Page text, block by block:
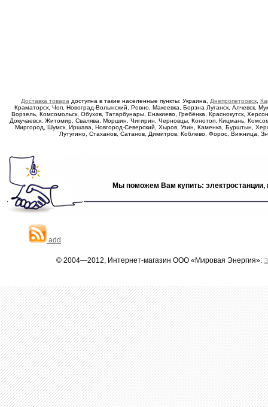
Доставка товара доступна в такие населенные пункты: Украина, Днепропетровск,
Краматорск, Чоп, Новоград-Волынский, Ровно, Макеевка, Борзна Луганск, Алчевск,
Ворзель, Комсомольск, Обухов, Татарбунары, Енакиево, Гребёнка, Краснокутск,
Докучаевск, Житомир, Свалява, Моршин, Чигирин, Черновцы, Конотоп, Кицмань,
Миргород, Шумск, Иршава, Новгород-Северский, Хыров, Узин, Каменка, Бурштын,
Лутугино, Стаханов, Сатанов, Димитров, Коблево, Форос, Вижница,
Мы поможем Вам купить: электростанции,
add
© 2004—2012, Интернет-магазин ООО «Мировая Энергия»: